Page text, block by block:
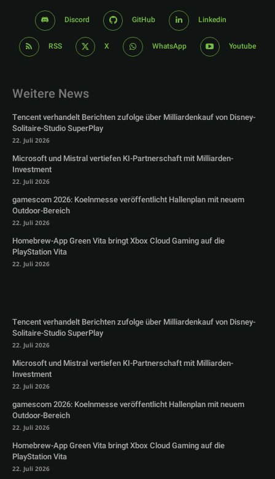
Discord GitHub Linkedin
RSS X WhatsApp Youtube
Weitere News
Tencent verhandelt Berichten zufolge über Milliardenkauf von Disney-
Solitaire-Studio SuperPlay
22. Juli 2026
Microsoft und Mistral vertiefen KI-Partnerschaft mit Milliarden-
Investment
22. Juli 2026
gamescom 2026: Koelnmesse veröffentlicht Hallenplan mit neuem
Outdoor-Bereich
22. Juli 2026
Homebrew-App Green Vita bringt Xbox Cloud Gaming auf die
PlayStation Vita
22. Juli 2026
Tencent verhandelt Berichten zufolge über Milliardenkauf von Disney-
Solitaire-Studio SuperPlay
22. Juli 2026
Microsoft und Mistral vertiefen KI-Partnerschaft mit Milliarden-
Investment
22. Juli 2026
gamescom 2026: Koelnmesse veröffentlicht Hallenplan mit neuem
Outdoor-Bereich
22. Juli 2026
Homebrew-App Green Vita bringt Xbox Cloud Gaming auf die
PlayStation Vita
22. Juli 2026